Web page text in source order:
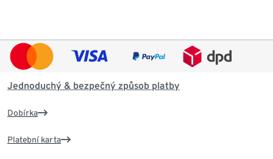
Jednoduchý & bezpečný způsob platby
Dobírka
Platební karta